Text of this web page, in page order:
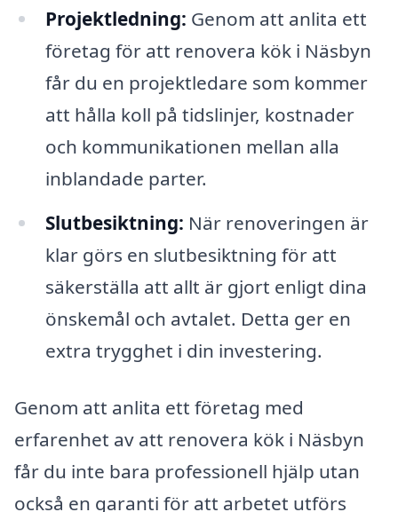
Projektledning: Genom att anlita ett
företag för att renovera kök i Näsbyn
får du en projektledare som kommer
att hålla koll på tidslinjer, kostnader
och kommunikationen mellan alla
inblandade parter.
Slutbesiktning: När renoveringen är
klar görs en slutbesiktning för att
säkerställa att allt är gjort enligt dina
önskemål och avtalet. Detta ger en
extra trygghet i din investering.
Genom att anlita ett företag med
erfarenhet av att renovera kök i Näsbyn
får du inte bara professionell hjälp utan
också en garanti för att arbetet utförs